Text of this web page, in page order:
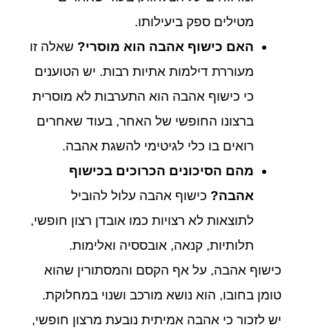
מטילים ספק ביעילותו.
האם כישוף אהבה הוא מוסרי? שאלה זו
מעוררת דילמות אתיות רבות. יש הטוענים
כי כישוף אהבה הוא התערבות לא מוסרית
ברצונו החופשי של האחר, בעוד שאחרים
רואים בו כלי לגיטימי להשגת אהבה.
מהם הסיכונים הכרוכים בכישוף
אהבה? כישוף אהבה עלול להוביל
לתוצאות לא רצויות כמו אובדן רצון חופשי,
תלותיות, קנאה, אובססיה ואלימות.
כישוף אהבה, על אף הקסם והמסתורין שהוא
טומן בחובו, הוא נושא מורכב ושנוי במחלוקת.
יש לזכור כי אהבה אמיתית נובעת מרצון חופשי,